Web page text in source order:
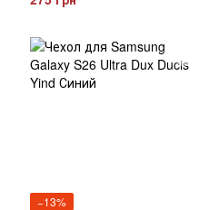
Черный
−13%